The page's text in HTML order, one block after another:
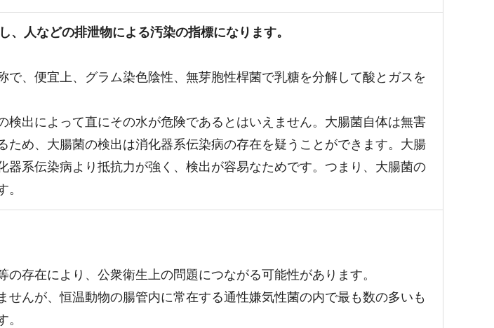
人などの排泄物による汚染の指標になります。
、便宜上、グラム染色陰性、無芽胞性桿菌で乳糖を分解して酸とガスを
出によって直にその水が危険であるとはいえません。大腸菌自体は無害
め、大腸菌の検出は消化器系伝染病の存在を疑うことができます。大腸
系伝染病より抵抗力が強く、検出が容易なためです。つまり、大腸菌の
存在により、公衆衛生上の問題につながる可能性があります。
んが、恒温動物の腸管内に常在する通性嫌気性菌の内で最も数の多いも